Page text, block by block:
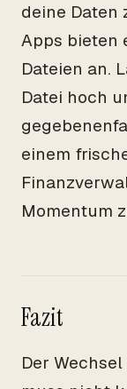
deine Daten
Apps bieten
Dateien an.
Datei hoch
einem
Momentum
Fazit
Der